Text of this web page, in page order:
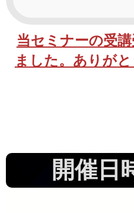
当セミナーの受
ました。ありが
開催日